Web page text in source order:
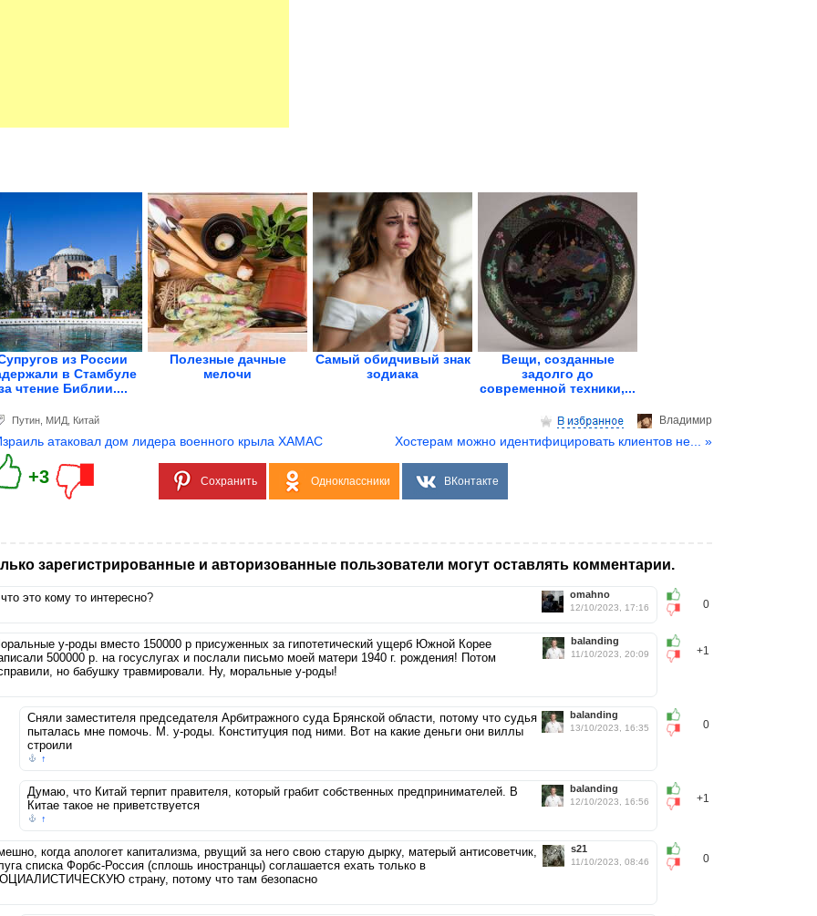
из России
в Стамбуле
чтение Библии....
Полезные дачные
мелочи
Самый обидчивый знак
зодиака
Вещи, созданные
задолго до
современной техники,...
Владимир
Путин МИД Китай
атаковал дом лидера военного крыла ХАМАС Хостерам можно идентифицировать клиентов не... »
+3 Сохранить Одноклассники ВКонтакте
зарегистрированные и авторизованные пользователи могут оставлять комментарии.
0
omahno
12/10/2023, 17:16
это кому то интересно?
+1
balanding
11/10/2023, 20:09
у-роды вместо 150000 р присуженных за гипотетический ущерб Южной Корее
500000 р. на госуслугах и послали письмо моей матери 1940 г. рождения! Потом
но бабушку травмировали. Ну, моральные у-роды!
0
balanding
13/10/2023, 16:35
Сняли заместителя председателя Арбитражного суда Брянской области, потому что судья
пыталась мне помочь. М. у-роды. Конституция под ними. Вот на какие деньги они виллы
строили
↑
+1
balanding
12/10/2023, 16:56
Думаю, что Китай терпит правителя, который грабит собственных предпринимателей. В
Китае такое не приветствуется
↑
0
s21
11/10/2023, 08:46
когда апологет капитализма, рвущий за него свою старую дырку, матерый антисоветчик,
списка Форбс-Россия (сплошь иностранцы) соглашается ехать только в
страну, потому что там безопасно